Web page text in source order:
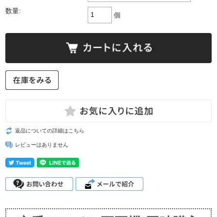
数量:
個
返品についての詳細はこちら
レビューはありません